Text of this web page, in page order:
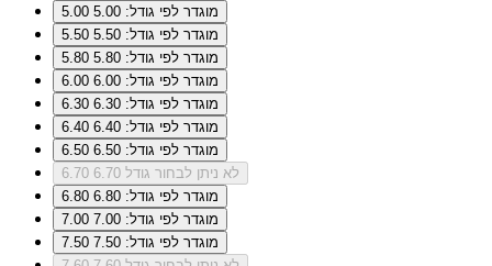
5.00
מוגדר לפי גודל: 5.00
5.50
מוגדר לפי גודל: 5.50
5.80
מוגדר לפי גודל: 5.80
6.00
מוגדר לפי גודל: 6.00
6.30
מוגדר לפי גודל: 6.30
6.40
מוגדר לפי גודל: 6.40
6.50
מוגדר לפי גודל: 6.50
6.70
לא ניתן לבחור גודל 6.70
6.80
מוגדר לפי גודל: 6.80
7.00
מוגדר לפי גודל: 7.00
7.50
מוגדר לפי גודל: 7.50